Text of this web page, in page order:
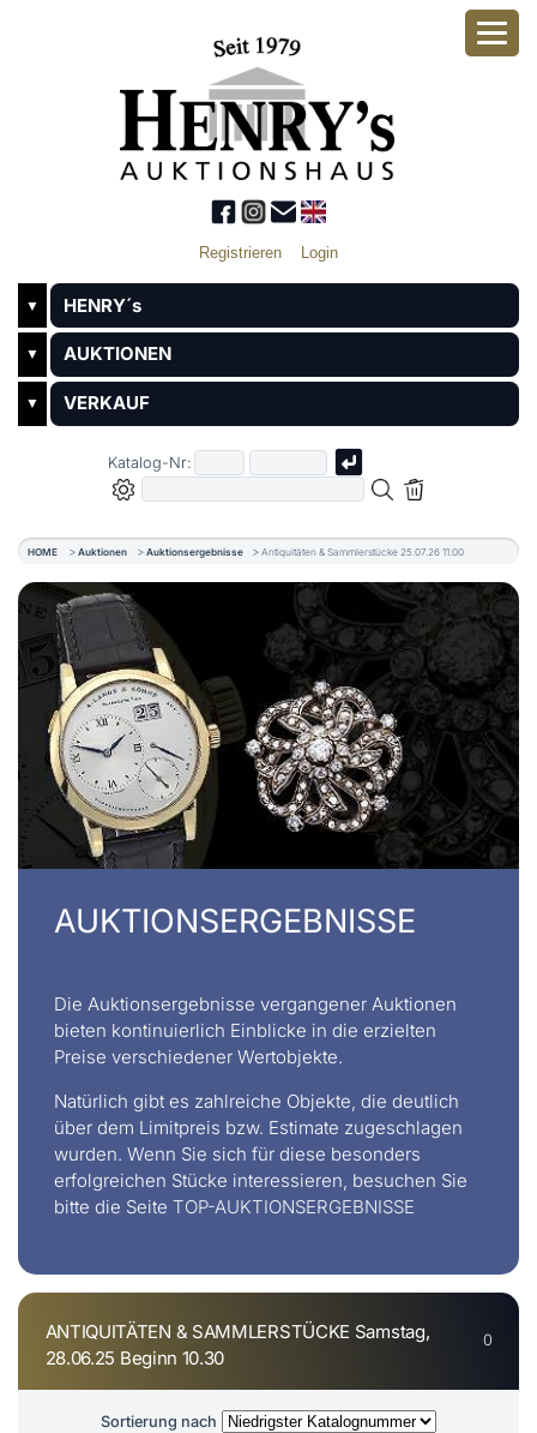
Registrieren Login
▼ HENRY´s
▼ AUKTIONEN
▼ VERKAUF
Katalog-Nr:
HOME Auktionen Auktionsergebnisse Antiquitäten & Sammlerstücke 25.07.26 11.00
AUKTIONSERGEBNISSE
Die Auktionsergebnisse vergangener Auktionen
bieten kontinuierlich Einblicke in die erzielten
Preise verschiedener Wertobjekte.
Natürlich gibt es zahlreiche Objekte, die deutlich
über dem Limitpreis bzw. Estimate zugeschlagen
wurden. Wenn Sie sich für diese besonders
erfolgreichen Stücke interessieren, besuchen Sie
bitte die Seite TOP-AUKTIONSERGEBNISSE
ANTIQUITÄTEN & SAMMLERSTÜCKE Samstag,
28.06.25 Beginn 10.30
0
Sortierung nach